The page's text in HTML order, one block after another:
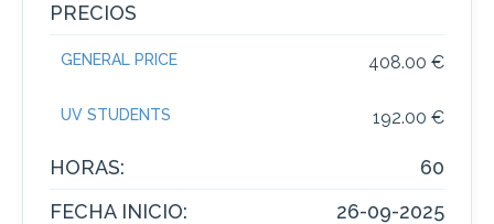
PRECIOS
408.00 €
GENERAL PRICE
192.00 €
UV STUDENTS
HORAS:
60
FECHA INICIO:
26-09-2025